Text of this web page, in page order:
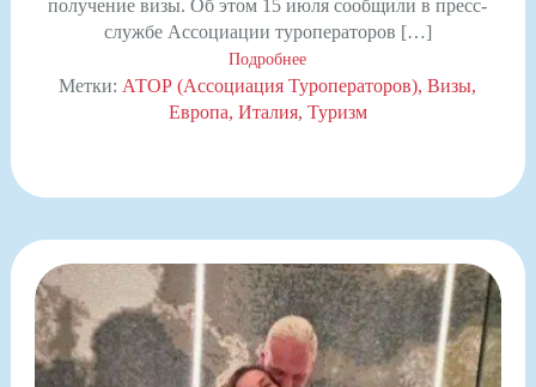
получение визы. Об этом 15 июля сообщили в пресс-
службе Ассоциации туроператоров […]
Подробнее
Метки: АТОР (Ассоциация Туроператоров) Визы
Европа Италия Туризм